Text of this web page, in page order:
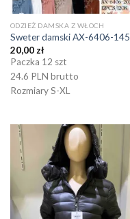
ODZIEŻ DAMSKA Z WŁOCH
Sweter damski AX-6406-145
20,00 zł
Paczka 12 szt
24.6 PLN brutto
Rozmiary S-XL